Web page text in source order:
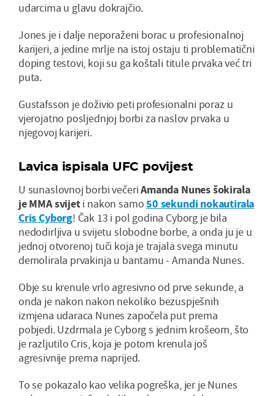
udarcima u glavu dokrajčio.
Jones je i dalje neporaženi borac u profesionalnoj
karijeri, a jedine mrlje na istoj ostaju ti problematični
doping testovi, koji su ga koštali titule prvaka već tri
puta.
Gustafsson je doživio peti profesionalni poraz u
vjerojatno posljednjoj borbi za naslov prvaka u
njegovoj karijeri.
Lavica ispisala UFC povijest
U sunaslovnoj borbi večeriAmanda Nunes šokirala
je MMA svijeti nakon samo50 sekundi nokautirala
Cris Cyborg! Čak 13 i pol godina Cyborg je bila
nedodirljiva u svijetu slobodne borbe, a onda ju je u
jednoj otvorenoj tuči koja je trajala svega minutu
demolirala prvakinja u bantamu - Amanda Nunes.
Obje su krenule vrlo agresivno od prve sekunde, a
onda je nakon nakon nekoliko bezuspješnih
izmjena udaraca Nunes započela put prema
pobjedi. Uzdrmala je Cyborg s jednim krošeom, što
je razljutilo Cris, koja je potom krenula još
agresivnije prema naprijed.
To se pokazalo kao velika pogreška, jer je Nunes